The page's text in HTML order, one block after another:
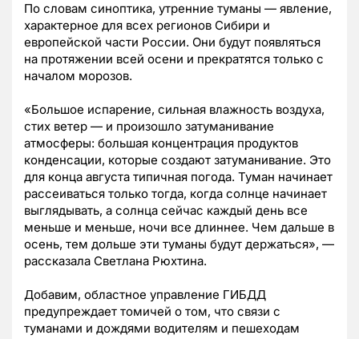
По словам синоптика, утренние туманы — явление,
характерное для всех регионов Сибири и
европейской части России. Они будут появляться
на протяжении всей осени и прекратятся только с
началом морозов.
«Большое испарение, сильная влажность воздуха,
стих ветер — и произошло затуманивание
атмосферы: большая концентрация продуктов
конденсации, которые создают затуманивание. Это
для конца августа типичная погода. Туман начинает
рассеиваться только тогда, когда солнце начинает
выглядывать, а солнца сейчас каждый день все
меньше и меньше, ночи все длиннее. Чем дальше в
осень, тем дольше эти туманы будут держаться», —
рассказала Светлана Рюхтина.
Добавим, областное управление ГИБДД
предупреждает томичей о том, что связи с
туманами и дождями водителям и пешеходам